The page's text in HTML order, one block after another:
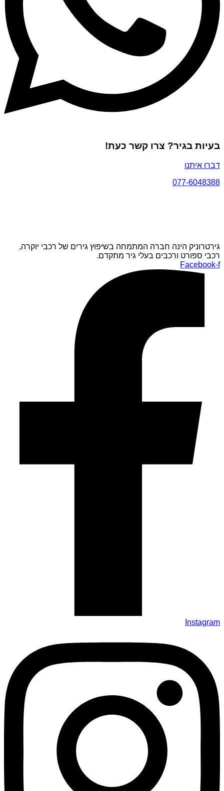
בעיות בגיר? צרו קשר כעת!
דברו איתנו
077-6048388
גירטרוניק הינה חברה המתמחה בשיפוץ גירים של רכבי יוקרה,
רכבי ספורט ורכבים בעלי גיר מתקדם.
Facebook-f
Instagram